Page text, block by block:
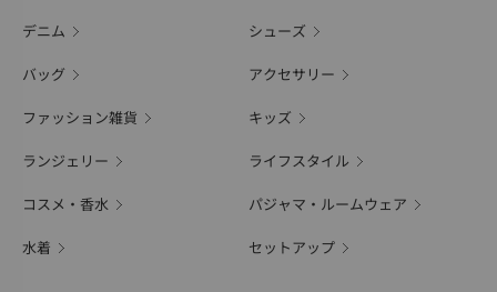
デニム シューズ
バッグ アクセサリー
ファッション雑貨 キッズ
ランジェリー ライフスタイル
コスメ・香水 パジャマ・ルームウェア
水着 セットアップ